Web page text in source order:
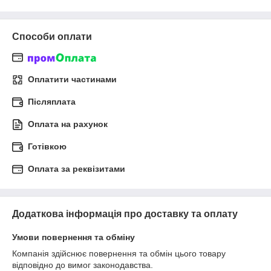
Способи оплати
Оплатити частинами
Післяплата
Оплата на рахунок
Готівкою
Оплата за реквізитами
Додаткова інформація про доставку та оплату
Умови повернення та обміну
Компанія здійснює повернення та обмін цього товару
відповідно до вимог законодавства.